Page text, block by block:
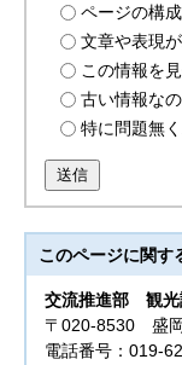
ページの構
文章や表現
この情報を
古い情報な
特に問題無
送信
このページに関す
交流推進部観
〒020-8530 盛
電話番号：019-